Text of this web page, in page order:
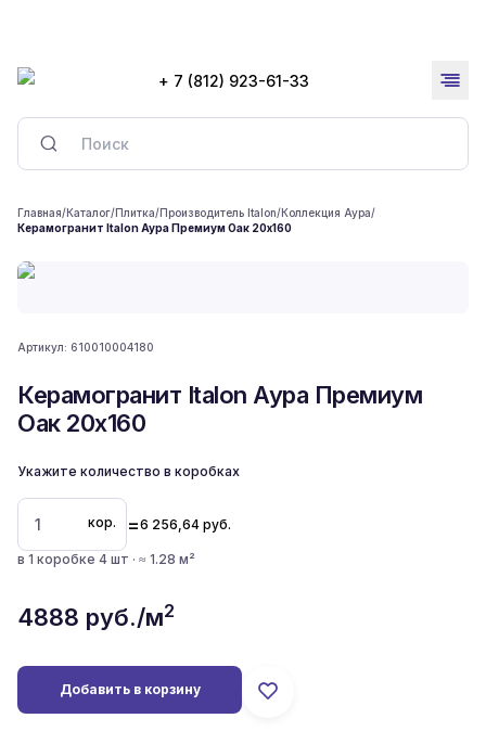
+ 7 (812) 923-61-33
Главная/Каталог/Плитка/Производитель Italon/Коллекция Аура/
Керамогранит Italon Аура Премиум Оак 20x160
Артикул: 610010004180
Керамогранит Italon Аура Премиум
Оак 20x160
Укажите количество в коробках
кор. =6 256,64 руб.
в 1 коробке 4 шт · ≈ 1.28 м²
4888 руб./м2
Добавить в корзину